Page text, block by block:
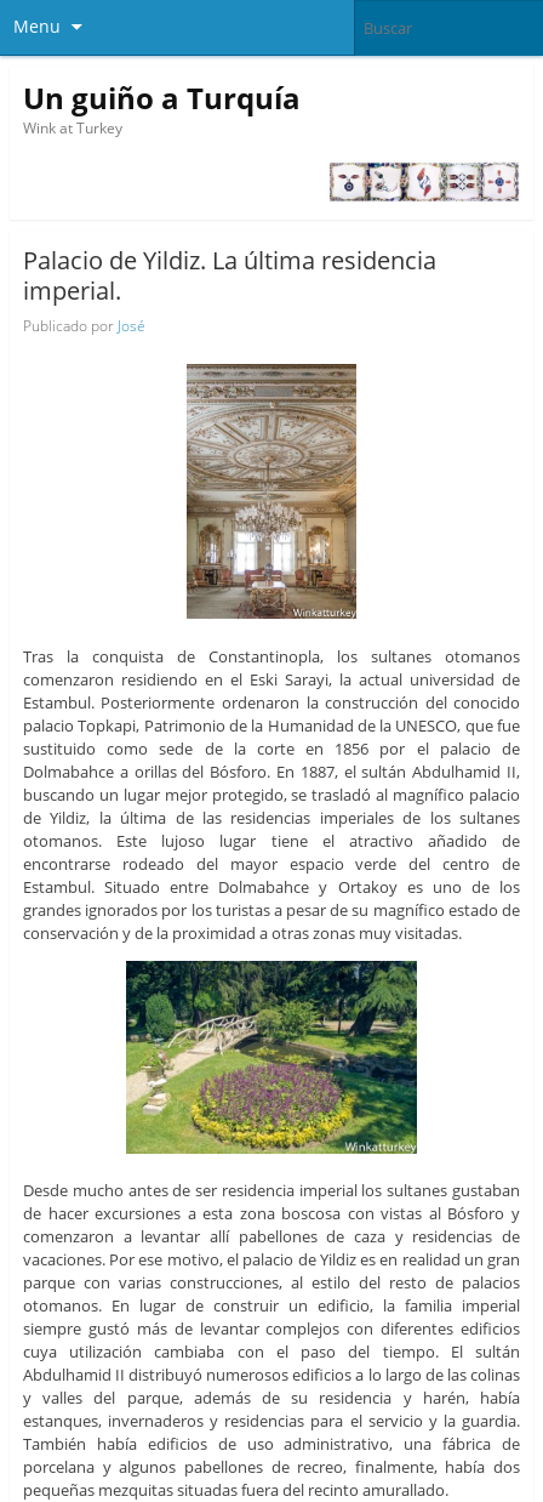
Menu
Un guiño a Turquía
Wink at Turkey
Palacio de Yildiz. La última residencia
imperial.
Publicado por José
Tras la conquista de Constantinopla, los sultanes otomanos
comenzaron residiendo en el Eski Sarayi, la actual universidad de
Estambul. Posteriormente ordenaron la construcción del conocido
palacio Topkapi, Patrimonio de la Humanidad de la UNESCO, que fue
sustituido como sede de la corte en 1856 por el palacio de
Dolmabahce a orillas del Bósforo. En 1887, el sultán Abdulhamid II,
buscando un lugar mejor protegido, se trasladó al magnífico palacio
de Yildiz, la última de las residencias imperiales de los sultanes
otomanos. Este lujoso lugar tiene el atractivo añadido de
encontrarse rodeado del mayor espacio verde del centro de
Estambul. Situado entre Dolmabahce y Ortakoy es uno de los
grandes ignorados por los turistas a pesar de su magnífico estado de
conservación y de la proximidad a otras zonas muy visitadas.
Desde mucho antes de ser residencia imperial los sultanes gustaban
de hacer excursiones a esta zona boscosa con vistas al Bósforo y
comenzaron a levantar allí pabellones de caza y residencias de
vacaciones. Por ese motivo, el palacio de Yildiz es en realidad un gran
parque con varias construcciones, al estilo del resto de palacios
otomanos. En lugar de construir un edificio, la familia imperial
siempre gustó más de levantar complejos con diferentes edificios
cuya utilización cambiaba con el paso del tiempo. El sultán
Abdulhamid II distribuyó numerosos edificios a lo largo de las colinas
y valles del parque, además de su residencia y harén, había
estanques, invernaderos y residencias para el servicio y la guardia.
También había edificios de uso administrativo, una fábrica de
porcelana y algunos pabellones de recreo, finalmente, había dos
pequeñas mezquitas situadas fuera del recinto amurallado.